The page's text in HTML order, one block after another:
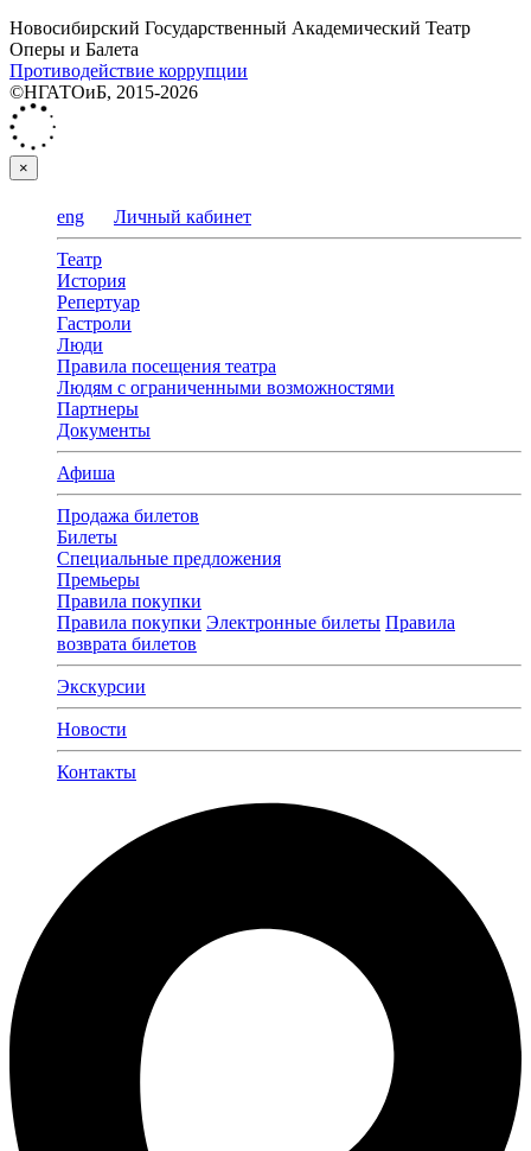
Новосибирский Государственный Академический Театр
Оперы и Балета
Противодействие коррупции
©НГАТОиБ, 2015-2026
×
eng Личный кабинет
Театр
История
Репертуар
Гастроли
Люди
Правила посещения театра
Людям с ограниченными возможностями
Партнеры
Документы
Афиша
Продажа билетов
Билеты
Специальные предложения
Премьеры
Правила покупки
Правила покупки Электронные билеты Правила
возврата билетов
Экскурсии
Новости
Контакты